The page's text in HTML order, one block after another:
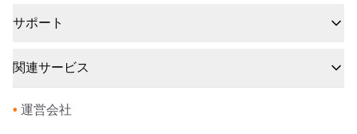
サポート
関連サービス
• 運営会社